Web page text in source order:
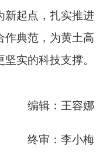
新起点，扎实推进
作典范，为黄土高
实的科技支撑。
编辑：王容娜
终审：李小梅